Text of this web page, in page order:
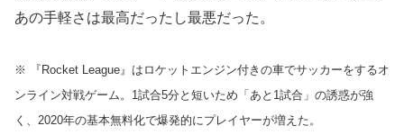
あの手軽さは最高だったし最悪だった。
※ 『Rocket League』はロケットエンジン付きの車でサッカーをするオ
ンライン対戦ゲーム。1試合5分と短いため「あと1試合」の誘惑が強
く、2020年の基本無料化で爆発的にプレイヤーが増えた。